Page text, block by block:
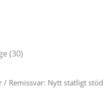
/ Remissvar: Nytt statligt stöd